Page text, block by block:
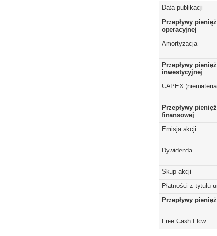
Data publikacji
Przepływy
operacyjnej
Amortyzacja
Przepływy
inwestycyjnej
CAPEX
Przepływy
finansowej
Emisja akcji
Dywidenda
Skup akcji
Płatności z tytułu
Przepływy
Free Cash Flow